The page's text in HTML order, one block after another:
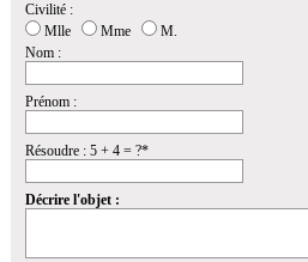
Civilité :
Mlle
Mme
M.
Nom :
Prénom :
Résoudre : 5 + 4 = ?*
Décrire l'objet :